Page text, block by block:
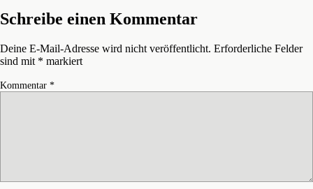
Schreibe einen Kommentar
Deine E-Mail-Adresse wird nicht veröffentlicht. Erforderliche Felder
sind mit * markiert
Kommentar *